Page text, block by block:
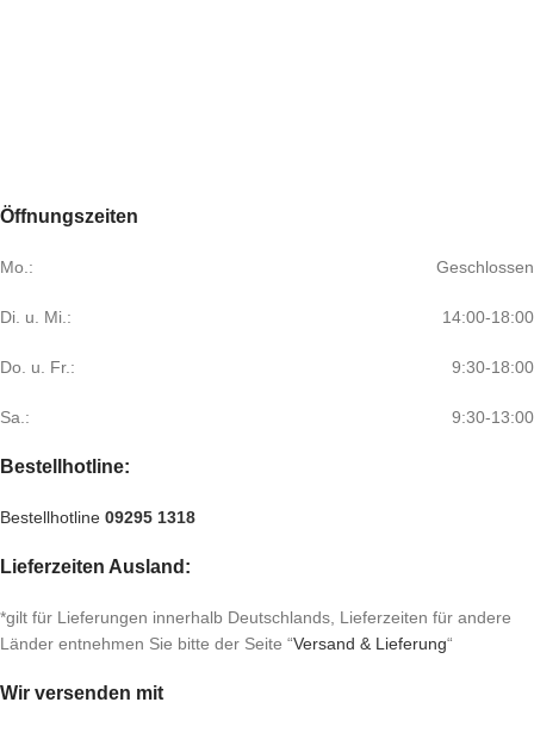
Öffnungszeiten
Mo.: Geschlossen
Di. u. Mi.: 14:00-18:00
Do. u. Fr.: 9:30-18:00
Sa.: 9:30-13:00
Bestellhotline:
Bestellhotline 09295 1318
Lieferzeiten Ausland:
*gilt für Lieferungen innerhalb Deutschlands, Lieferzeiten für andere
Länder entnehmen Sie bitte der Seite “Versand & Lieferung“
Wir versenden mit